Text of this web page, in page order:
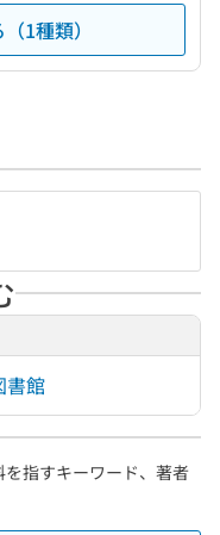
1種類）
書館
指すキーワード、著者